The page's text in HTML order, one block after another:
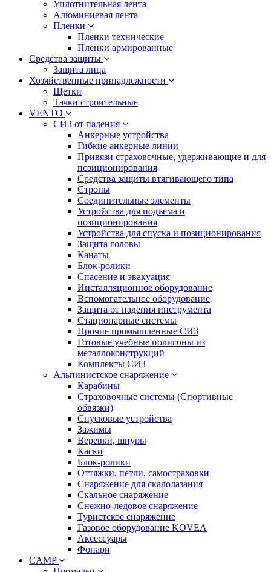
Уплотнительная лента
Алюминиевая лента
Пленки
Пленки технические
Пленки армированные
Средства защиты
Защита лица
Хозяйственные принадлежности
Щетки
Тачки строительные
VENTO
СИЗ от падения
Анкерные устройства
Гибкие анкерные линии
Привязи страховочные, удерживающие и для
позиционирования
Средства защиты втягивающего типа
Стропы
Соединительные элементы
Устройства для подъема и
позиционирования
Устройства для спуска и позиционирования
Защита головы
Канаты
Блок-ролики
Спасение и эвакуация
Инсталляционное оборудование
Вспомогательное оборудование
Защита от падения инструмента
Стационарные системы
Прочие промышленные СИЗ
Готовые учебные полигоны из
металлоконструкций
Комплекты СИЗ
Альпинистское снаряжение
Карабины
Страховочные системы (Спортивные
обвязки)
Спусковые устройства
Зажимы
Веревки, шнуры
Каски
Блок-ролики
Оттяжки, петли, самостраховки
Снаряжение для скалолазания
Скальное снаряжение
Снежно-ледовое снаряжение
Туристское снаряжение
Газовое оборудование KOVEA
Аксессуары
Фонари
CAMP